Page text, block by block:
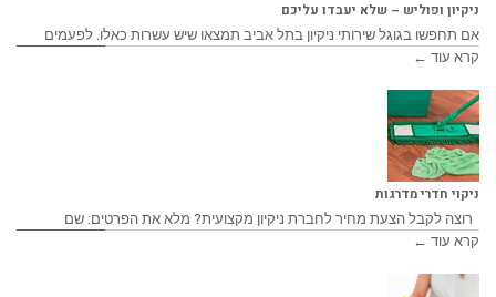
ניקיון ופוליש – שלא יעבדו עליכם
אם תחפשו בגוגל שירותי ניקיון בתל אביב תמצאו שיש עשרות כאלו. לפעמים
קרא עוד ←
ניקוי חדרי מדרגות
רוצה לקבל הצעת מחיר לחברת ניקיון מקצועית? מלא את הפרטים: שם
קרא עוד ←